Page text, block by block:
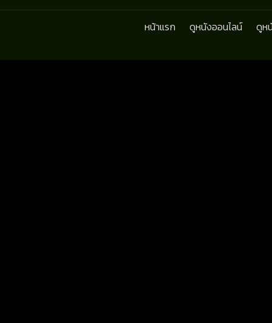
หน้าแรก ดูหนังออนไลน์ ดูห